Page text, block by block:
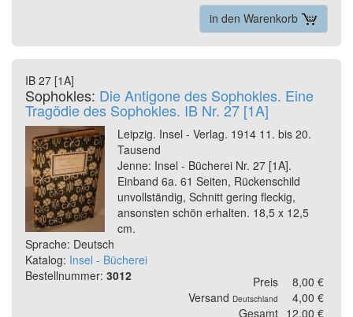
in den Warenkorb
IB 27 [1A]
Sophokles: Die Antigone des Sophokles. Eine
Tragödie des Sophokles. IB Nr. 27 [1A]
Leipzig. Insel - Verlag. 1914 11. bis 20.
Tausend
Jenne: Insel - Bücherei Nr. 27 [1A].
Einband 6a. 61 Seiten, Rückenschild
unvollständig, Schnitt gering fleckig,
ansonsten schön erhalten. 18,5 x 12,5
cm.
Sprache: Deutsch
Katalog: Insel - Bücherei
Bestellnummer: 3012 Preis
8,00 €
Versand Deutschland
4,00 €
Gesamt 12,00 €